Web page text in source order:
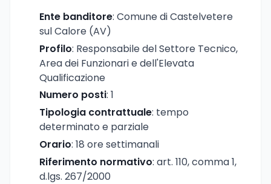
Ente banditore: Comune di Castelvetere
sul Calore (AV)
Profilo: Responsabile del Settore Tecnico,
Area dei Funzionari e dell'Elevata
Qualificazione
Numero posti: 1
Tipologia contrattuale: tempo
determinato e parziale
Orario: 18 ore settimanali
Riferimento normativo: art. 110, comma 1,
d.lgs. 267/2000